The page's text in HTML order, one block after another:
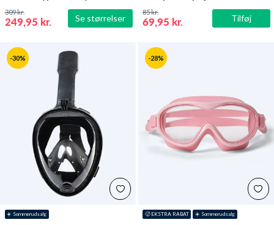
Se størrelser
Mørkeblå
249,95 kr.
309 kr.
Tilføj
69,95 kr.
85 kr.
-30%
☀️ Sommerudsalg 🥵 EKSTRA RABAT
-28%
☀️ Sommerudsalg